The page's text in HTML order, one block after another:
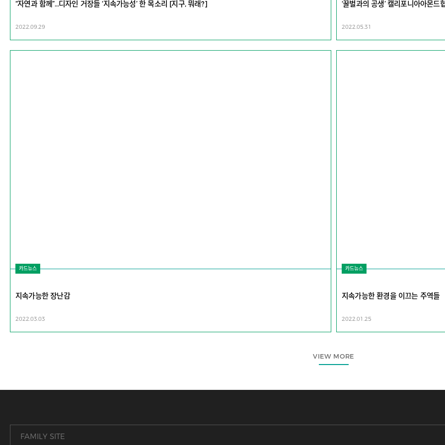
“자연과 함께”…디자인 거장들 ‘지속가능성’ 한 목소리 [지구, 뭐래?]
2022.09.29
‘꿀벌과의 공생’ 캘리포니아아몬
2022.05.31
카드뉴스
지속가능한 장난감
2022.03.03
카드뉴스
지속가능한 환경을 이끄는 주역들
2022.01.25
VIEW MORE